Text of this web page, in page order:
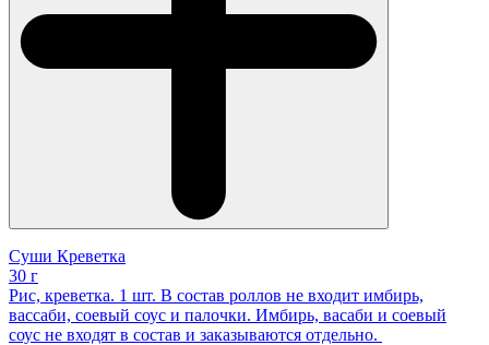
Суши Креветка
30 г
Рис, креветка. 1 шт. В состав роллов не входит имбирь,
вассаби, соевый соус и палочки. Имбирь, васаби и соевый
соус не входят в состав и заказываются отдельно.